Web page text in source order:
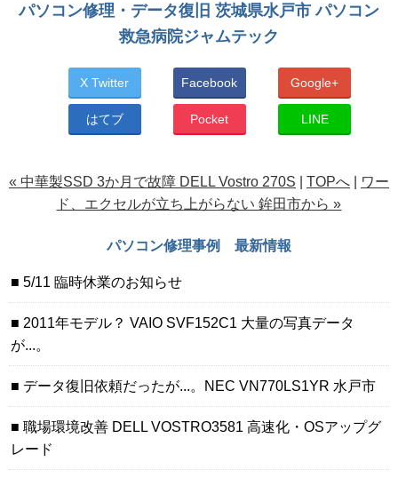
パソコン修理・データ復旧 茨城県水戸市 パソコン
救急病院ジャムテック
X Twitter Facebook Google+
はてブ Pocket LINE
« 中華製SSD 3か月で故障 DELL Vostro 270S TOPへ
ワー
ド、エクセルが立ち上がらない 鉾田市から »
パソコン修理事例 最新情報
5/11 臨時休業のお知らせ
2011年モデル？ VAIO SVF152C1 大量の写真データ
が...。
データ復旧依頼だったが...。NEC VN770LS1YR 水戸市
職場環境改善 DELL VOSTRO3581 高速化・OSアップグ
レード